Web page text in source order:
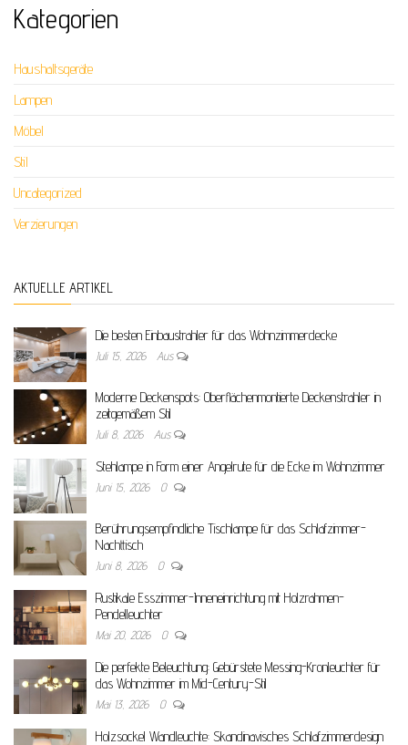
Kategorien
Haushaltsgeräte
Lampen
Möbel
Stil
Uncategorized
Verzierungen
AKTUELLE ARTIKEL
Die besten Einbaustrahler für das Wohnzimmerdecke
Juli 15, 2026 Aus
Moderne Deckenspots: Oberflächenmontierte Deckenstrahler in
zeitgemäßem Stil
Juli 8, 2026 Aus
Stehlampe in Form einer Angelrute für die Ecke im Wohnzimmer
Juni 15, 2026 0
Berührungsempfindliche Tischlampe für das Schlafzimmer-
Nachttisch
Juni 8, 2026 0
Rustikale Esszimmer-Inneneinrichtung mit Holzrahmen-
Pendelleuchter
Mai 20, 2026 0
Die perfekte Beleuchtung: Gebürstete Messing-Kronleuchter für
das Wohnzimmer im Mid-Century-Stil
Mai 13, 2026 0
Holzsockel Wandleuchte: Skandinavisches Schlafzimmerdesign